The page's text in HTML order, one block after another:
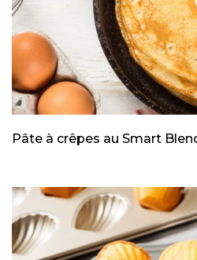
Pâte à crêpes au Smart